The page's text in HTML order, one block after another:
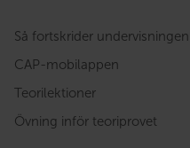
Så fortskrider undervisningen
CAP-mobilappen
Teorilektioner
Övning inför teoriprovet